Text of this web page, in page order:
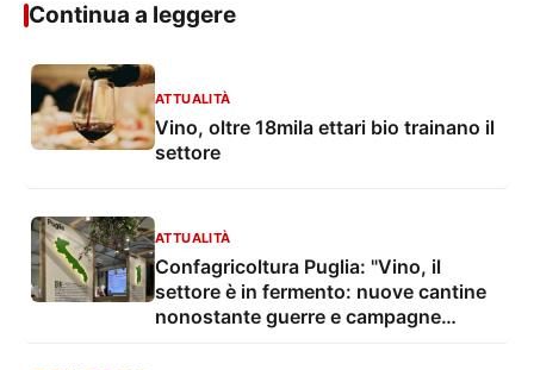
Continua a leggere
ATTUALITÀ
Vino, oltre 18mila ettari bio trainano il
settore
ATTUALITÀ
Confagricoltura Puglia: "Vino, il
settore è in fermento: nuove cantine
nonostante guerre e campagne